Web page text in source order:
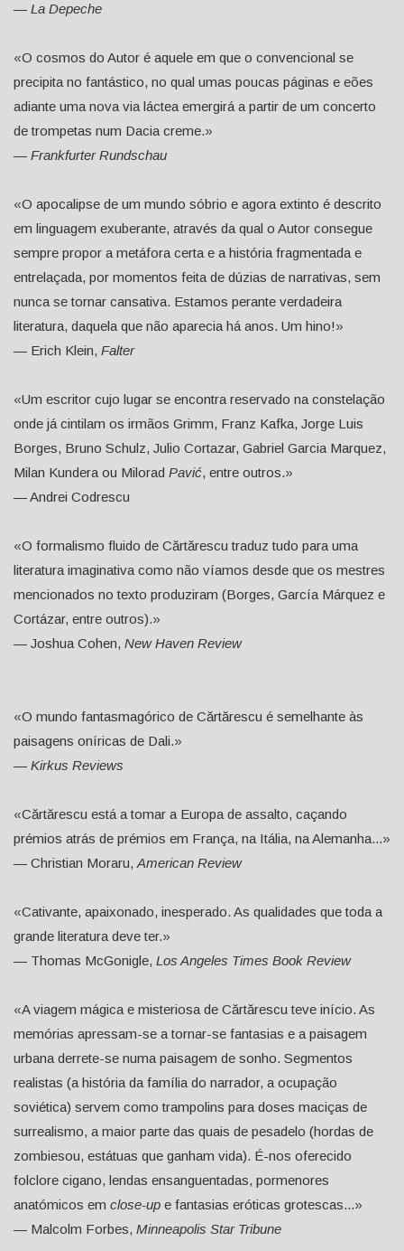
— La Depeche
«O cosmos do Autor é aquele em que o convencional se
precipita no fantástico, no qual umas poucas páginas e eões
adiante uma nova via láctea emergirá a partir de um concerto
de trompetas num Dacia creme.»
— Frankfurter Rundschau
«O apocalipse de um mundo sóbrio e agora extinto é descrito
em linguagem exuberante, através da qual o Autor consegue
sempre propor a metáfora certa e a história fragmentada e
entrelaçada, por momentos feita de dúzias de narrativas, sem
nunca se tornar cansativa. Estamos perante verdadeira
literatura, daquela que não aparecia há anos. Um hino!»
— Erich Klein, Falter
«Um escritor cujo lugar se encontra reservado na constelação
onde já cintilam os irmãos Grimm, Franz Kafka, Jorge Luis
Borges, Bruno Schulz, Julio Cortazar, Gabriel Garcia Marquez,
Milan Kundera ou Milorad Pavić, entre outros.»
— Andrei Codrescu
«O formalismo fluido de Cărtărescu traduz tudo para uma
literatura imaginativa como não víamos desde que os mestres
mencionados no texto produziram (Borges, García Márquez e
Cortázar, entre outros).»
— Joshua Cohen, New Haven Review
«O mundo fantasmagórico de Cărtărescu é semelhante às
paisagens oníricas de Dali.»
— Kirkus Reviews
«Cărtărescu está a tomar a Europa de assalto, caçando
prémios atrás de prémios em França, na Itália, na Alemanha...»
— Christian Moraru, American Review
«Cativante, apaixonado, inesperado. As qualidades que toda a
grande literatura deve ter.»
— Thomas McGonigle, Los Angeles Times Book Review
«A viagem mágica e misteriosa de Cărtărescu teve início. As
memórias apressam-se a tornar-se fantasias e a paisagem
urbana derrete-se numa paisagem de sonho. Segmentos
realistas (a história da família do narrador, a ocupação
soviética) servem como trampolins para doses maciças de
surrealismo, a maior parte das quais de pesadelo (hordas de
zombiesou, estátuas que ganham vida). É-nos oferecido
folclore cigano, lendas ensanguentadas, pormenores
anatómicos em close-up e fantasias eróticas grotescas...»
— Malcolm Forbes, Minneapolis Star Tribune